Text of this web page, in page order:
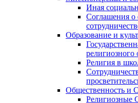
Иная
Соглашения о
Образование и
религиозного
Религия в
Общественность и